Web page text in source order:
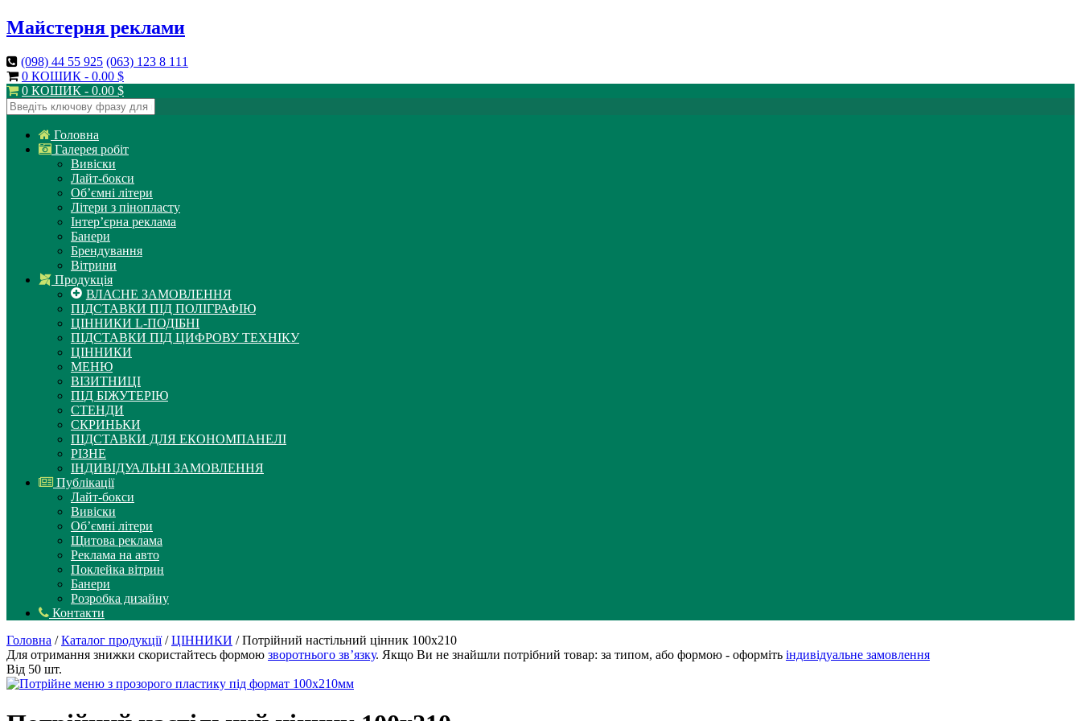
Майстерня реклами
(098) 44 55 925 (063) 123 8 111
0 КОШИК - 0.00 $
0 КОШИК - 0.00 $
Головна
Галерея робіт
Вивіски
Лайт-бокси
Об’ємні літери
Літери з пінопласту
Інтер’єрна реклама
Банери
Брендування
Вітрини
Продукція
ВЛАСНЕ ЗАМОВЛЕННЯ
ПІДСТАВКИ ПІД ПОЛІГРАФІЮ
ЦІННИКИ L-ПОДІБНІ
ПІДСТАВКИ ПІД ЦИФРОВУ ТЕХНІКУ
ЦІННИКИ
МЕНЮ
ВІЗИТНИЦІ
ПІД БІЖУТЕРІЮ
СТЕНДИ
СКРИНЬКИ
ПІДСТАВКИ ДЛЯ ЕКОНОМПАНЕЛІ
РІЗНЕ
ІНДИВІДУАЛЬНІ ЗАМОВЛЕННЯ
Публікації
Лайт-бокси
Вивіски
Об’ємні літери
Щитова реклама
Реклама на авто
Поклейка вітрин
Банери
Розробка дизайну
Контакти
Головна /Каталог продукції/ЦІННИКИ / Потрійний настільний цінник 100х210
Для отримання знижки скористайтесь формою зворотнього зв’язку. Якщо Ви не знайшли потрібний товар: за типом, або формою - оформіть індивідуальне замовлення
Від 50 шт.